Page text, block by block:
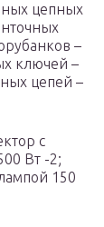
цепных
–
ключей –
цепей –
с
Вт -2;
150